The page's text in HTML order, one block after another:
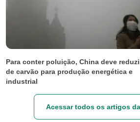
Para conter poluição, China deve
de carvão para produção energética e
industrial
Acessar todos os artigos